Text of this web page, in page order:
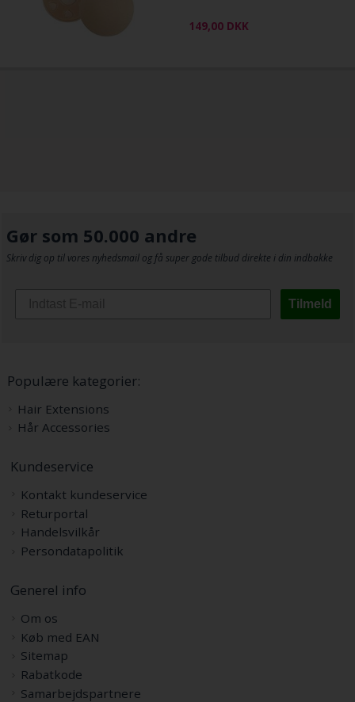
149,00 DKK
Gør som 50.000 andre
Skriv dig op til vores nyhedsmail og få super gode tilbud direkte i din indbakke
Tilmeld
Populære kategorier:
Hair Extensions
Hår Accessories
Kundeservice
Kontakt kundeservice
Returportal
Handelsvilkår
Persondatapolitik
Generel info
Om os
Køb med EAN
Sitemap
Rabatkode
Samarbejdspartnere